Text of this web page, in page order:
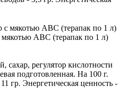
ABC (терапак по 1 л)
регулятор кислотности
подготовленная. На 100 г.
гр. Энергетическая ценность -